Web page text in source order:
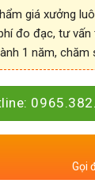
giá xưởng
đo đạc, tư
1 năm,
Gọi